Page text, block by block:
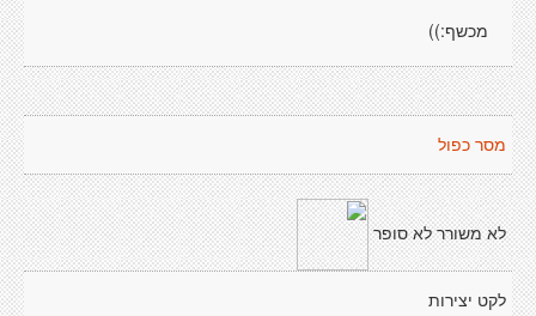
מכשף:))
מסר כפול
לא משורר לא סופר
לקט יצירות